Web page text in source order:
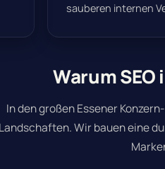
sauberen internen
Warum
In den großen Essener
Landschaften.Wir bauen eine